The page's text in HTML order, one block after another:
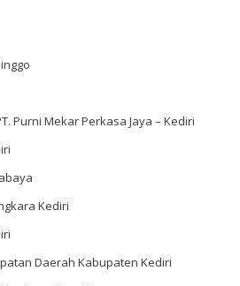
Purni Mekar Perkasa Jaya – Kediri
Kediri
Daerah Kabupaten Kediri